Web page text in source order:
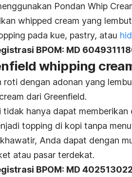
Pondan Whip
whipped cream yang
pada kue, pastry, atau
BPOM: MD
whipping
roti dengan adonan yang
dari Greenfield.
tidak hanya dapat memberikan
topping di kopi tanpa
Anda dapat dengan
atau pasar terdekat.
BPOM: MD